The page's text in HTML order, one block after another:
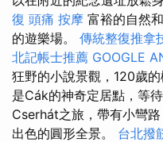
復 頭痛 按摩 富裕的自然
的遊樂場。 傳統整復推拿
北記帳士推薦 GOOGLE
狂野的小說景觀，120歲
是Cák的神奇定居點，等
Cserhát之旅，帶有小彎
出色的圓形全景。 台北撥